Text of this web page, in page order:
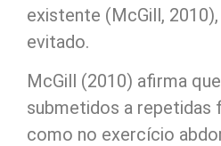
existente (McGill,
evitado.
McGill (2010) afirma
submetidos a repetidas
como no exercício